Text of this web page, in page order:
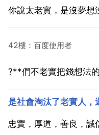
你說太老實，是沒夢想
42樓：百度使用者
?**們不老實把錢想法的
是社會淘汰了老實人，
忠實，厚道，善良，誠